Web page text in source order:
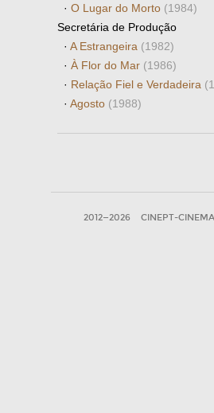
· O Lugar do Morto (1984)
Secretária de Produção
· A Estrangeira (1982)
· À Flor do Mar (1986)
· Relação Fiel e Verdadeira
· Agosto (1988)
2012—2026 CINEPT-